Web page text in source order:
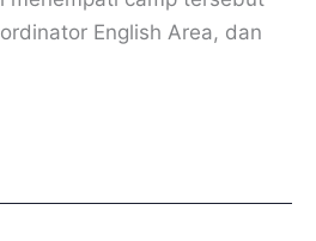
English Area, dan